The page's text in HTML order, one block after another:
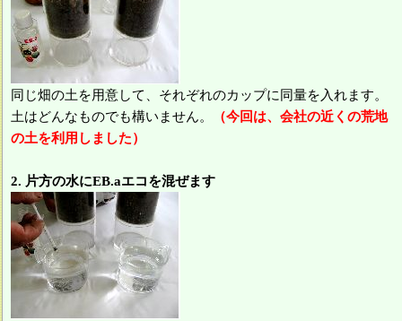
同じ畑の土を用意して、それぞれのカップに同量を入れます。
土はどんなものでも構いません。
（今回は、会社の近くの荒地
の土を利用しました）
2. 片方の水にEB.aエコを混ぜます